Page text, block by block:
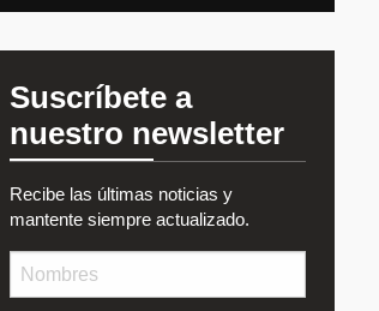
Suscríbete a
nuestro newsletter
Recibe las últimas noticias y
mantente siempre actualizado.